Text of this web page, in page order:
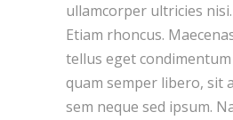
ullamcorper ultricies
Etiam rhoncus.
tellus eget
quam semper libero, sit
sem neque sed ipsum.